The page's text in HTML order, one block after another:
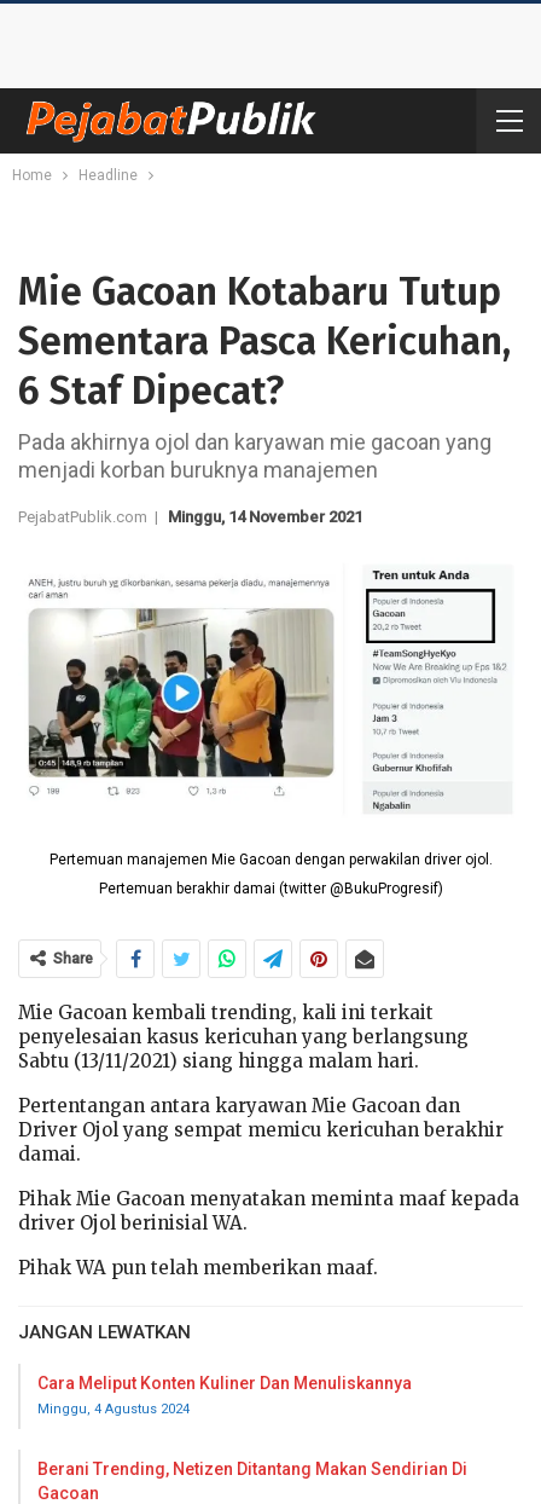
Home Headline
Mie Gacoan Kotabaru Tutup
Sementara Pasca Kericuhan,
6 Staf Dipecat?
Pada akhirnya ojol dan karyawan mie gacoan yang
menjadi korban buruknya manajemen
PejabatPublik.com | Minggu, 14 November 2021
Pertemuan manajemen Mie Gacoan dengan perwakilan driver ojol.
Pertemuan berakhir damai (twitter @BukuProgresif)
Share
Mie Gacoan kembali trending, kali ini terkait
penyelesaian kasus kericuhan yang berlangsung
Sabtu (13/11/2021) siang hingga malam hari.
Pertentangan antara karyawan Mie Gacoan dan
Driver Ojol yang sempat memicu kericuhan berakhir
damai.
Pihak Mie Gacoan menyatakan meminta maaf kepada
driver Ojol berinisial WA.
Pihak WA pun telah memberikan maaf.
JANGAN LEWATKAN
Cara Meliput Konten Kuliner Dan Menuliskannya
Minggu, 4 Agustus 2024
Berani Trending, Netizen Ditantang Makan Sendirian Di
Gacoan